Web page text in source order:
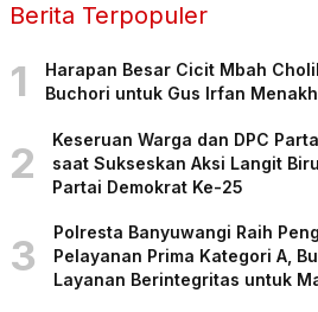
Berita Terpopuler
1
Harapan Besar Cicit Mbah
Buchori untuk Gus Irfan
2
Keseruan Warga dan DPC
saat Sukseskan Aksi Langit
Partai Demokrat Ke-25
3
Polresta Banyuwangi Raih
Pelayanan Prima Kategori A,
Layanan Berintegritas untuk